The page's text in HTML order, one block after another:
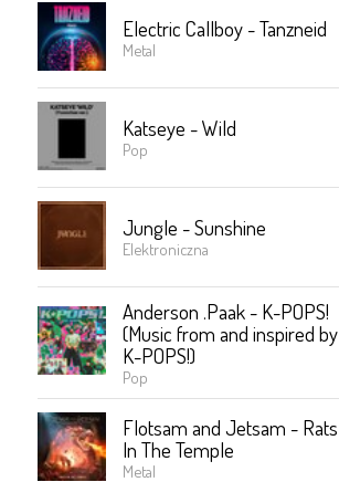
Electric Callboy - Tanzneid
Metal
Katseye - Wild
Pop
Jungle - Sunshine
Elektroniczna
Anderson .Paak - K-POPS!
(Music from and inspired by
K-POPS!)
Pop
Flotsam and Jetsam - Rats
In The Temple
Metal